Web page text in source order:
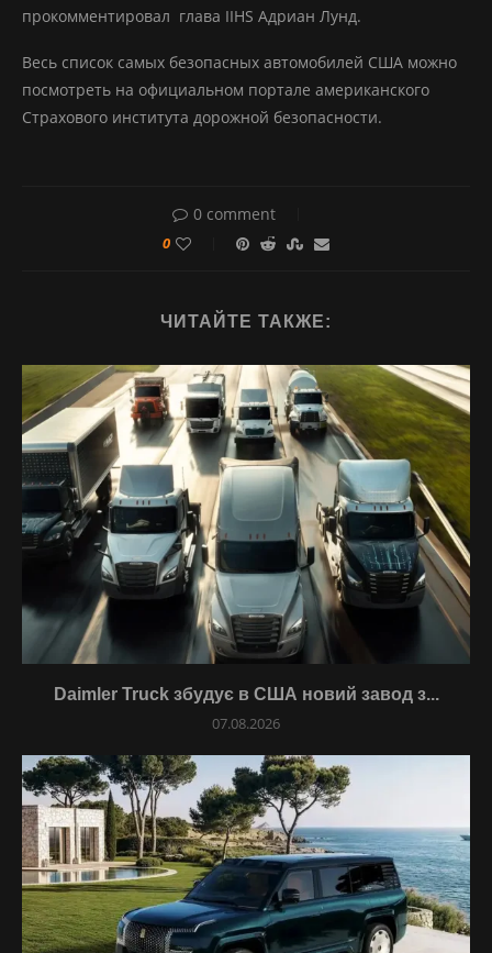
прокомментировал глава IIHS Адриан Лунд.
Весь список самых безопасных автомобилей США можно
посмотреть на официальном портале американского
Страхового института дорожной безопасности.
0 comment
0
ЧИТАЙТЕ ТАКЖЕ:
Daimler Truck збудує в США новий завод з...
07.08.2026